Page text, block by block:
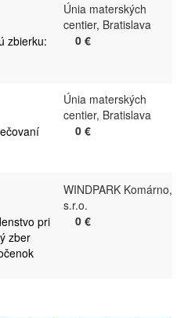
zbierku:
Únia materských
centier, Bratislava
0 €
Únia materských
centier, Bratislava
0 €
pri
zber
WINDPARK Komárno,
s.r.o.
0 €